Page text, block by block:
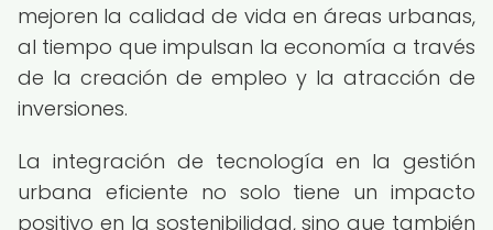
mejoren la calidad de vida en áreas urbanas,
al tiempo que impulsan la economía a través
de la creación de empleo y la atracción de
inversiones.
La integración de tecnología en la gestión
urbana eficiente no solo tiene un impacto
positivo en la sostenibilidad, sino que también